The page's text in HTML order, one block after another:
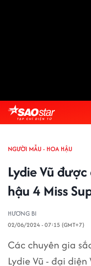
NGƯỜI MẪU - HOA HẬU
Lydie Vũ
hậu 4 Miss
HƯƠNG BI
02/06/2024 - 07:15 (GMT+7)
Các chuyên gia
Lydie Vũ - đại